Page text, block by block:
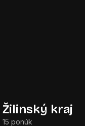
Žilinský kraj
15 ponúk